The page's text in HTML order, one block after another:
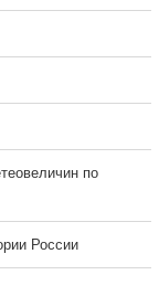
по
России